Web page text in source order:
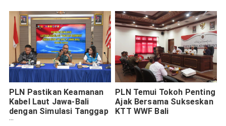
PLN Pastikan Keamanan
Kabel Laut Jawa-Bali
dengan Simulasi Tanggap
Darurat Jelang Nataru
PLN Temui Tokoh Penting
Ajak Bersama Sukseskan
KTT WWF Bali